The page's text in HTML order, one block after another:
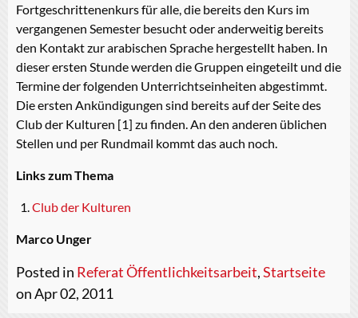
Fortgeschrittenenkurs für alle, die bereits den Kurs im
vergangenen Semester besucht oder anderweitig bereits
den Kontakt zur arabischen Sprache hergestellt haben. In
dieser ersten Stunde werden die Gruppen eingeteilt und die
Termine der folgenden Unterrichtseinheiten abgestimmt.
Die ersten Ankündigungen sind bereits auf der Seite des
Club der Kulturen [1] zu finden. An den anderen üblichen
Stellen und per Rundmail kommt das auch noch.
Links zum Thema
Club der Kulturen
Marco Unger
Posted in Referat Öffentlichkeitsarbeit,Startseite
on Apr 02, 2011